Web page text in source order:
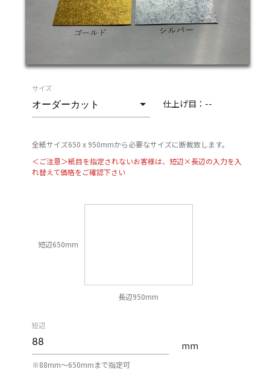
サイズ
仕上げ目： --
全紙サイズ650 x 950mmから必要なサイズに断裁致します。
＜ご注意＞紙目を指定されないお客様は、短辺×長辺の入力を入
れ替えて価格をご確認下さい
短辺650mm
長辺950mm
短辺
※88mm〜650mmまで指定可
mm